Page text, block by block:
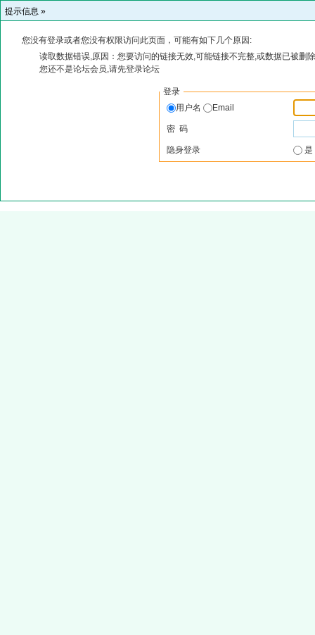
提示信息 »
您没有登录或者您没有权限访问此页面，可能有如下几个原因:
读取数据错误,原因：您要访问的链接无效,可能链接不完整,或数据已被删
您还不是论坛会员,请先登录论坛
登录
用户名
Email
密 码
隐身登录